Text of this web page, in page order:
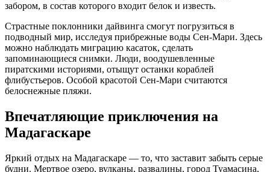
забором, в состав которого входит белок и известь.
Страстные поклонники дайвинга смогут погрузиться в
подводный мир, исследуя прибрежные воды Сен-Мари. Здесь
можно наблюдать миграцию касаток, сделать
запоминающиеся снимки. Люди, воодушевленные
пиратскими историями, отыщут останки кораблей
флибустьеров. Особой красотой Сен-Мари считаются
белоснежные пляжи.
Впечатляющие приключения на
Мадагаскаре
Яркий отдых на Мадагаскаре — то, что заставит забыть серые
будни. Мертвое озеро, вулканы, развалины, город Туамасина,